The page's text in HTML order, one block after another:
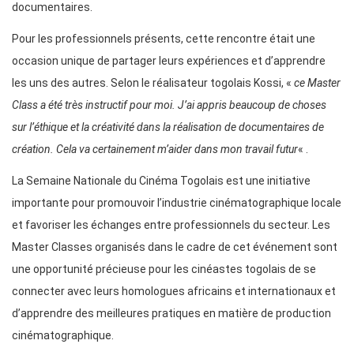
documentaires.
Pour les professionnels présents, cette rencontre était une
occasion unique de partager leurs expériences et d’apprendre
les uns des autres. Selon le réalisateur togolais Kossi, « ce Master
Class a été très instructif pour moi. J’ai appris beaucoup de choses
sur l’éthique et la créativité dans la réalisation de documentaires de
création. Cela va certainement m’aider dans mon travail futur« .
La Semaine Nationale du Cinéma Togolais est une initiative
importante pour promouvoir l’industrie cinématographique locale
et favoriser les échanges entre professionnels du secteur. Les
Master Classes organisés dans le cadre de cet événement sont
une opportunité précieuse pour les cinéastes togolais de se
connecter avec leurs homologues africains et internationaux et
d’apprendre des meilleures pratiques en matière de production
cinématographique.